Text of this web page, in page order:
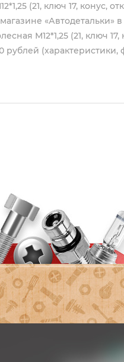
(21, ключ 17, конус,
«Автодетальки»
М12*1,25 (21, ключ
рублей (характеристики,